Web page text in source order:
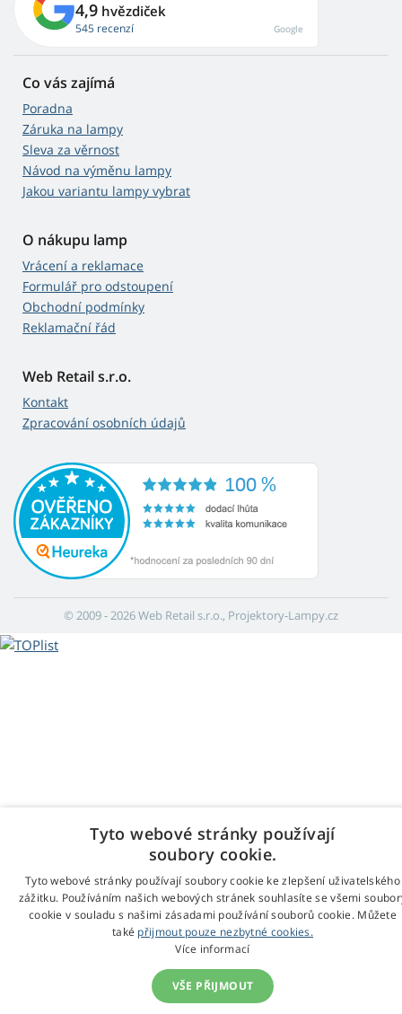
4,9 hvězdiček
545 recenzí Google
Co vás zajímá
Poradna
Záruka na lampy
Sleva za věrnost
Návod na výměnu lampy
Jakou variantu lampy vybrat
O nákupu lamp
Vrácení a reklamace
Formulář pro odstoupení
Obchodní podmínky
Reklamační řád
Web Retail s.r.o.
Kontakt
Zpracování osobních údajů
© 2009 - 2026 Web Retail s.r.o., Projektory-Lampy.cz
Tyto webové stránky používají
soubory cookie.
Tyto webové stránky používají soubory cookie ke zlepšení uživatelského
zážitku. Používáním našich webových stránek souhlasíte se všemi
cookie v souladu s našimi zásadami používání souborů cookie. Můžete
také přijmout pouze nezbytné cookies.
Více informací
VŠE PŘIJMOUT